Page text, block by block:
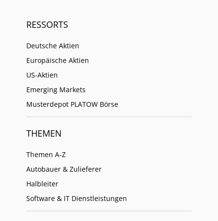
RESSORTS
Deutsche Aktien
Europäische Aktien
US-Aktien
Emerging Markets
Musterdepot PLATOW Börse
THEMEN
Themen A-Z
Autobauer & Zulieferer
Halbleiter
Software & IT Dienstleistungen